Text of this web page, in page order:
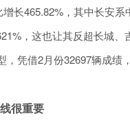
长465.82%，其中长安
，这也让其反超长城
，凭借2月份32697辆成绩
很重要